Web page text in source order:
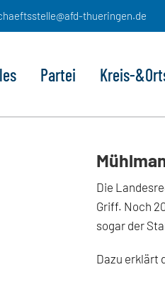
thueringen.de
Partei Kreis-
Die
Griff. Noch
sogar der
Dazu erklärt